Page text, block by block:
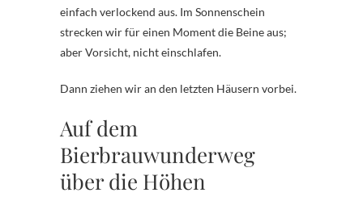
einfach verlockend aus. Im Sonnenschein
strecken wir für einen Moment die Beine aus;
aber Vorsicht, nicht einschlafen.
Dann ziehen wir an den letzten Häusern vorbei.
Auf dem
Bierbrauwunderweg
über die Höhen